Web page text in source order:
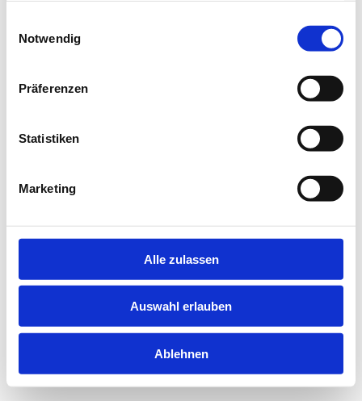
Notwendig
Präferenzen
Statistiken
Marketing
Alle zulassen
Auswahl erlauben
Ablehnen
loadingjobninja.com
for more